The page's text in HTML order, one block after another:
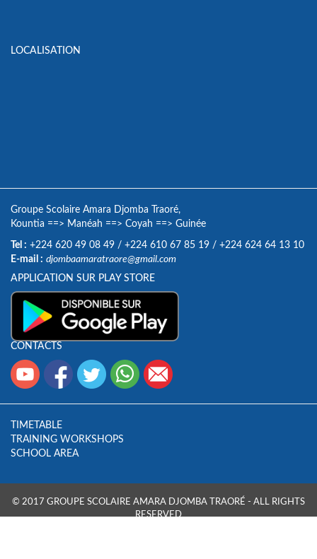
LOCALISATION
Groupe Scolaire Amara Djomba Traoré,
Kountia ==> Manéah ==> Coyah ==> Guinée
Tel : +224 620 49 08 49 / +224 610 67 85 19 / +224 624 64 13 10
E-mail : djombaamaratraore@gmail.com
APPLICATION SUR PLAY STORE
CONTACTS
TIMETABLE
TRAINING WORKSHOPS
SCHOOL AREA
© 2017 GROUPE SCOLAIRE AMARA DJOMBA TRAORÉ - ALL RIGHTS
RESERVED